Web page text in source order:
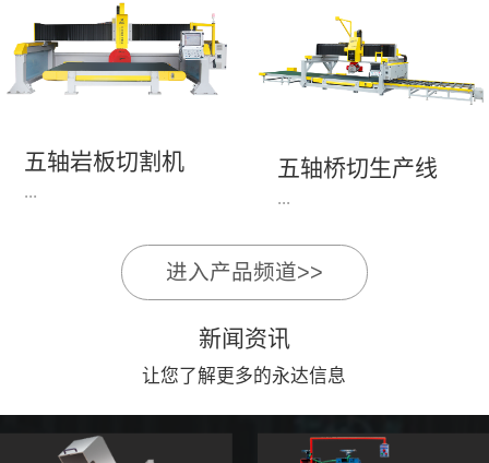
永达机电7头岩板倒角
开槽机，该设备采用流
水线作业，加工效率
陶瓷人造石进行直边斜
边修边倒角并开槽。
1、简单易学的编程软
件，直观，快速，易
学。2、操作系统简单
稳、可靠。3、前后刀
切割，带去毛刺倒角功
面，不崩边。4、大板
平稳输送进出，切割加
工与上下板分开，便
捷，高效。5、19”显示
屏，按钮、遥杆集成面
板，操作快速、简便。
五轴岩板切割机
...
1、简单易学的编程软
学。2、操作系统简单
易用；采用进口伺服、
稳、可靠。3、前后刀
五轴桥切生产线
...
》》五轴桥切高配型
桥切（含输送板材平
台）
进入产品频道>>
新闻资讯
让您了解更多的永达信息